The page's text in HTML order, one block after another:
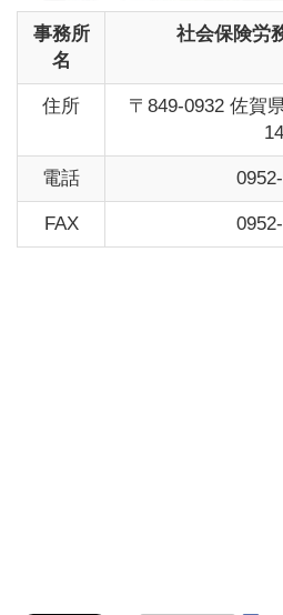
事務所
名
社会保険労
住所
〒849-0932 佐賀
電話
FAX